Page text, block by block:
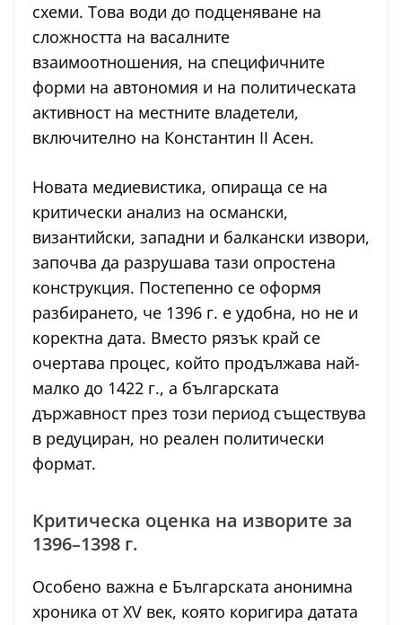
схеми. Това води до подценяване на
сложността на васалните
взаимоотношения, на специфичните
форми на автономия и на политическата
активност на местните владетели,
включително на Константин II Асен.
Новата медиевистика, опираща се на
критически анализ на османски,
византийски, западни и балкански извори,
започва да разрушава тази опростена
конструкция. Постепенно се оформя
разбирането, че 1396 г. е удобна, но не и
коректна дата. Вместо рязък край се
очертава процес, който продължава най-
малко до 1422 г., а българската
държавност през този период съществува
в редуциран, но реален политически
формат.
Критическа оценка на изворите за
1396–1398 г.
Особено важна е Българската анонимна
хроника от XV век, която коригира датата